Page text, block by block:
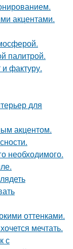
акцентами.
палитрой.
фактуру.
для
акцентом.
необходимого.
оттенками.
мечтать.
с